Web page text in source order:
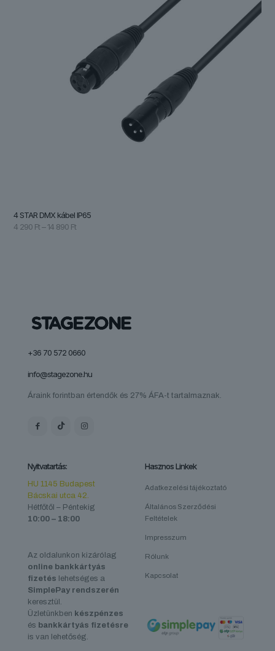
4 STAR DMX kábel IP65
4 290 Ft – 14 890 FtÁrtartomány:
+36 70 572 0660
info@stagezone.hu
Áraink forintban értendők és 27% ÁFA-t tartalmaznak.
Nyitvatartás:
HU 1145 Budapest
Bácskai utca 42.
Hétfőtől – Péntekig
10:00 – 18:00
Az oldalunkon kizárólag
online bankkártyás
fizetés lehetséges a
SimplePay rendszerén
keresztül.
Üzletünkben készpénzes
és bankkártyás fizetésre
is van lehetőség.
Hasznos Linkek
Adatkezelési tájékoztató
Általános Szerződési
Feltételek
Impresszum
Rólunk
Kapcsolat